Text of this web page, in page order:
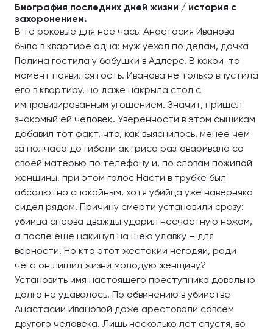
Биография последних дней жизни / история с
захоронением.
В те роковые для нее часы Анастасия Иванова
была в квартире одна: муж уехал по делам, дочка
Полина гостила у бабушки в Адлере. В какой-то
момент появился гость. Иванова не только впустила
его в квартиру, но даже накрыла стол с
импровизированным угощением. Значит, пришел
знакомый ей человек. Уверенности в этом сыщикам
добавил тот факт, что, как выяснилось, менее чем
за полчаса до гибели актриса разговаривала со
своей матерью по телефону и, по словам пожилой
женщины, при этом голос Насти в трубке был
абсолютно спокойным, хотя убийца уже наверняка
сидел рядом. Причину смерти установили сразу:
убийца сперва дважды ударил несчастную ножом,
а после еще накинул на шею удавку – для
верности! Но кто этот жестокий негодяй, ради
чего он лишил жизни молодую женщину?
Установить имя настоящего преступника довольно
долго не удавалось. По обвинению в убийстве
Анастасии Ивановой даже арестовали совсем
другого человека. Лишь несколько лет спустя, во